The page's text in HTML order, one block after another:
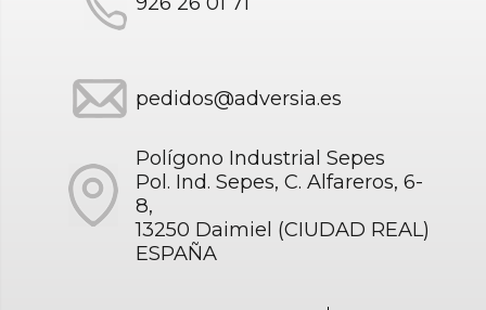
pedidos@adversia.es
Polígono Industrial Sepes
Pol. Ind. Sepes, C. Alfareros, 6-
8,
13250 Daimiel (CIUDAD REAL)
ESPAÑA